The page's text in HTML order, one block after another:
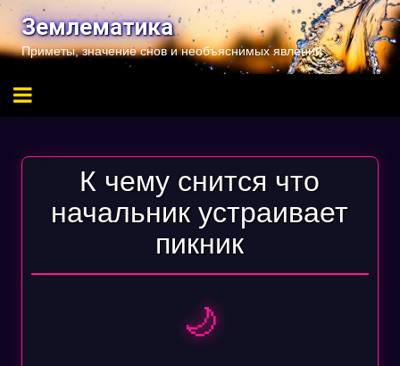
Перейти
содержимому
Землематика
Приметы, значение снов и необъяснимых явлений
К чему снится что
начальник устраивает
пикник
🌙